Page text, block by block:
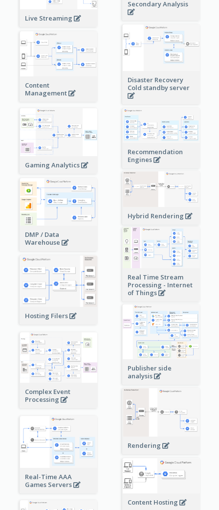
Secondary Analysis
Live Streaming
Disaster Recovery
Cold standby server
Content
Management
Gaming Analytics
Recommendation
Engines
Hybrid Rendering
DMP / Data
Warehouse
Real Time Stream
Processing - Internet
of Things
Hosting Filers
Publisher side
analysis
Complex Event
Processing
Rendering
Real-Time AAA
Games Servers
Content Hosting